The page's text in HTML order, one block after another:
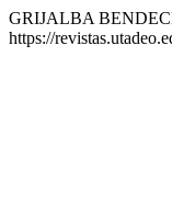
GRIJALBA
https://